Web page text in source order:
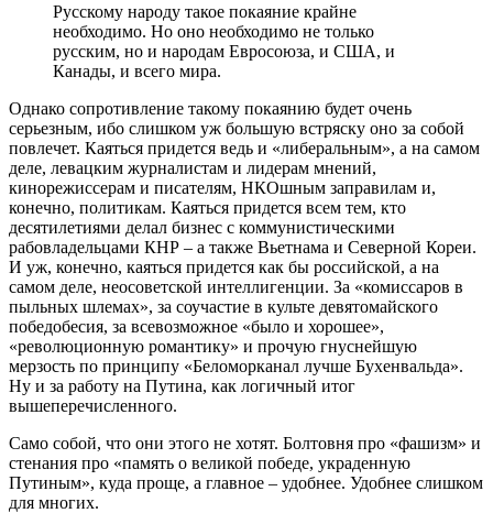
Русскому народу такое покаяние крайне
необходимо. Но оно необходимо не только
русским, но и народам Евросоюза, и США, и
Канады, и всего мира.
Однако сопротивление такому покаянию будет очень
серьезным, ибо слишком уж большую встряску оно за собой
повлечет. Каяться придется ведь и «либеральным», а на самом
деле, левацким журналистам и лидерам мнений,
кинорежиссерам и писателям, НКОшным заправилам и,
конечно, политикам. Каяться придется всем тем, кто
десятилетиями делал бизнес с коммунистическими
рабовладельцами КНР – а также Вьетнама и Северной Кореи.
И уж, конечно, каяться придется как бы российской, а на
самом деле, неосоветской интеллигенции. За «комиссаров в
пыльных шлемах», за соучастие в культе девятомайского
победобесия, за всевозможное «было и хорошее»,
«революционную романтику» и прочую гнуснейшую
мерзость по принципу «Беломорканал лучше Бухенвальда».
Ну и за работу на Путина, как логичный итог
вышеперечисленного.
Само собой, что они этого не хотят. Болтовня про «фашизм» и
стенания про «память о великой победе, украденную
Путиным», куда проще, а главное – удобнее. Удобнее слишком
для многих.